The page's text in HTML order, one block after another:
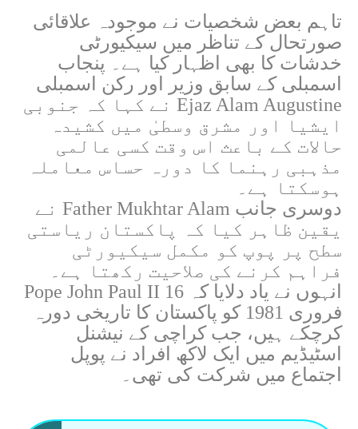
تاہم بعض شخصیات نے موجودہ علاقائی
صورتحال کے تناظر میں سیکیورٹی
خدشات کا بھی اظہار کیا ہے۔ پنجاب
اسمبلی کے سابق وزیر اور رکن اسمبلی
Ejaz Alam Augustine نے کہا کہ جنوبی
ایشیا اور مشرق وسطیٰ میں کشیدہ
حالات کے باعث اس وقت کسی عالمی
مذہبی رہنما کا دورہ حساس معاملہ
ہوسکتا ہے۔
دوسری جانب Father Mukhtar Alam نے
یقین ظاہر کیا کہ پاکستان ریاستی
سطح پر پوپ کو مکمل سیکیورٹی
فراہم کرنے کی صلاحیت رکھتا ہے۔
انہوں نے یاد دلایا کہ
Pope John Paul II 16
فروری 1981 کو پاکستان کا تاریخی دورہ
کرچکے ہیں، جب کراچی کے نیشنل
اسٹیڈیم میں ایک لاکھ افراد نے پوپل
اجتماع میں شرکت کی تھی۔